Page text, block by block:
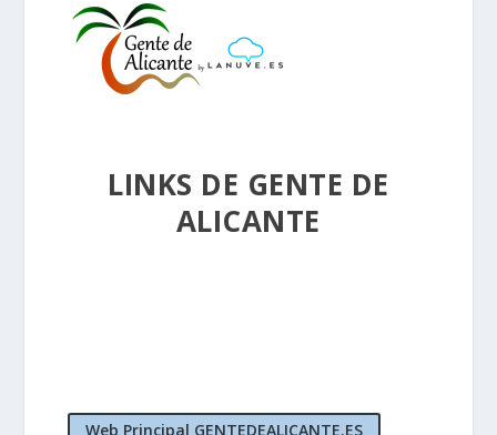
LINKS DE GENTE DE
ALICANTE
Web Principal GENTEDEALICANTE.ES